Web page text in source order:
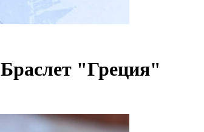
Браслет "Греция"